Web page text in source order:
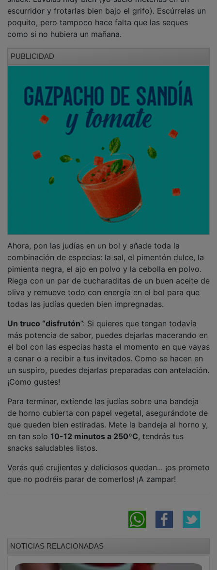
poquito, pero tampoco hace falta que las seques
como si no hubiera un mañana.
Ahora, pon las judías en un bol y añade toda la
combinación de especias: la sal, el pimentón dulce, la
pimienta negra, el ajo en polvo y la cebolla en polvo.
Riega con un par de cucharaditas de un buen aceite de
oliva y remueve todo con energía en el bol para que
todas las judías queden bien impregnadas.
Un truco “disfrutón”: Si quieres que tengan todavía
más potencia de sabor, puedes dejarlas macerando en
el bol con las especias hasta el momento en que vayas
a cenar o a recibir a tus invitados. Como se hacen en
un suspiro, puedes dejarlas preparadas con antelación.
¡Como gustes!
Para terminar, extiende las judías sobre una bandeja
de horno cubierta con papel vegetal, asegurándote de
que queden bien estiradas. Mete la bandeja al horno y,
en tan solo 10-12 minutos a 250ºC , tendrás tus
snacks saludables listos.
Verás qué crujientes y deliciosos quedan... ¡os prometo
que no podréis parar de comerlos! ¡A zampar!